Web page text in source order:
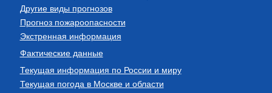
Другие виды прогнозов
Прогноз пожароопасности
Экстренная информация
Фактические данные
Текущая информация по России и миру
Текущая погода в Москве и области